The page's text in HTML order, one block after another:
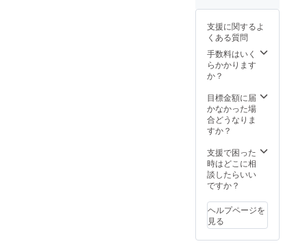
ら２０
２１年
２月末
日まで
使用不
可 ＊
パー
ティー
コース
の御利
関係で
１週間
前まで
りま
す。 ＊
ご使用
期間２
年９月
１日か
ら２０
２１年
い。 ＊
ていた
だいて
いる食
事券以
上の御
は別途
追加料
金にて
お求め
けま
す。 ＊
他の食
事券や
ン等、
同時ご
使用不
可 ＊
支援に関するよ
くある質問
手数料はいく
らかかります
か？
目標金額に届
かなかった場
合どうなりま
すか？
支援で困った
時はどこに相
談したらいい
ですか？
ヘルプページを
見る